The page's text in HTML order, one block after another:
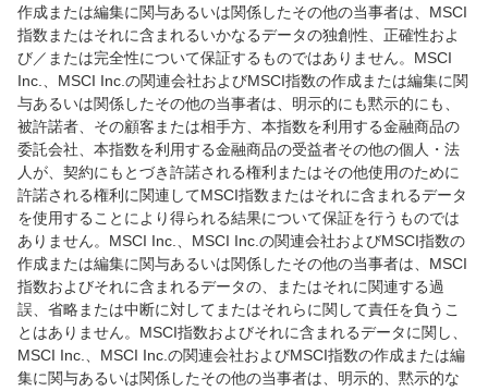
作成または編集に関与あるいは関係したその他の当事者は、MSCI
指数またはそれに含まれるいかなるデータの独創性、正確性およ
び／または完全性について保証するものではありません。MSCI
Inc.、MSCI Inc.の関連会社およびMSCI指数の作成または編集に関
与あるいは関係したその他の当事者は、明示的にも黙示的にも、
被許諾者、その顧客または相手方、本指数を利用する金融商品の
委託会社、本指数を利用する金融商品の受益者その他の個人・法
人が、契約にもとづき許諾される権利またはその他使用のために
許諾される権利に関連してMSCI指数またはそれに含まれるデータ
を使用することにより得られる結果について保証を行うものでは
ありません。MSCI Inc.、MSCI Inc.の関連会社およびMSCI指数の
作成または編集に関与あるいは関係したその他の当事者は、MSCI
指数およびそれに含まれるデータの、またはそれに関連する過
誤、省略または中断に対してまたはそれらに関して責任を負うこ
とはありません。MSCI指数およびそれに含まれるデータに関し、
MSCI Inc.、MSCI Inc.の関連会社およびMSCI指数の作成または編
集に関与あるいは関係したその他の当事者は、明示的、黙示的な